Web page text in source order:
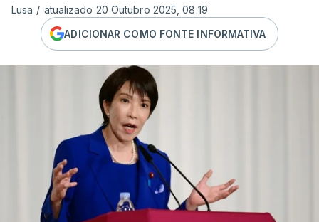
Lusa / atualizado 20 Outubro 2025, 08:19
ADICIONAR COMO FONTE INFORMATIVA